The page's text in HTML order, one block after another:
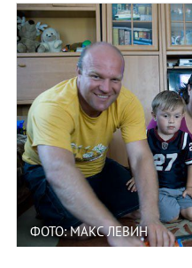
ФОТО: МАКС ЛЕВИН